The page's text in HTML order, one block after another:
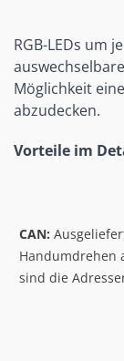
RGB-LEDs um
Möglichkeit
abzudecken.
Vorteile im
CAN:
Handumdrehen
sind die